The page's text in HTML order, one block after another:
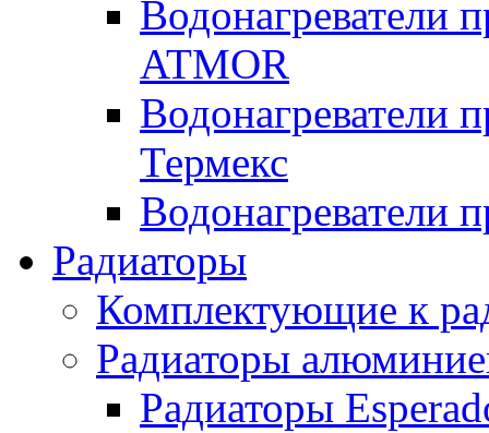
Водонагреватели
ATMOR
Водонагреватели
Термекс
Водонагреватели
Радиаторы
Комплектующие к
Радиаторы
Радиаторы